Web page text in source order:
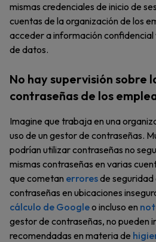
mismas credenciales de inicio de
cuentas de la organización de los
acceder a información confidencial
de datos.
No hay supervisión sobre
contraseñas de los
Imagine que trabaja en una
uso de un gestor de contraseñas.
podrían utilizar contraseñas no
mismas contraseñas en varias
que cometan erroresde seguridad
contraseñas en ubicaciones
cálculo de Googleo incluso en
gestor de contraseñas, no pueden
recomendadas en materia de